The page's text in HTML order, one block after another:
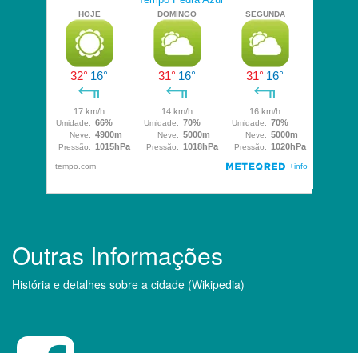
Outras Informações
História e detalhes sobre a cidade (Wikipedia)